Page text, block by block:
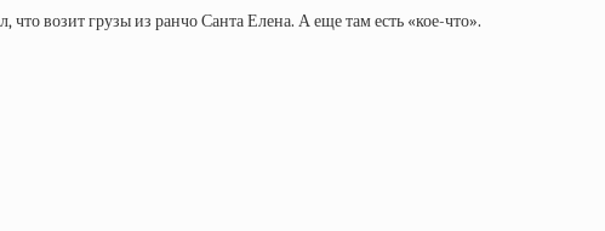
возит грузы из ранчо Санта Елена. А еще там есть «кое-что».